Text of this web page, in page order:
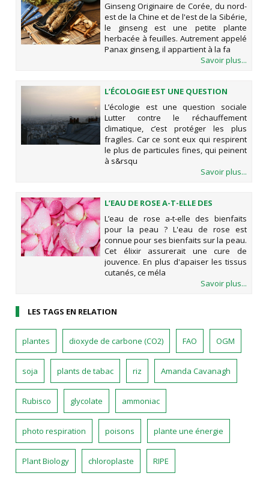
Ginseng Originaire de Corée, du nord-
est de la Chine et de l'est de la Sibérie,
le ginseng est une petite plante
herbacée à feuilles. Autrement appelé
Panax ginseng, il appartient à la fa
Savoir plus...
L’ÉCOLOGIE EST UNE QUESTION
SOCIALE
L’écologie est une question sociale
Lutter contre le réchauffement
climatique, c’est protéger les plus
fragiles. Car ce sont eux qui respirent
le plus de particules fines, qui peinent
à s&rsqu
Savoir plus...
L’EAU DE ROSE A-T-ELLE DES
BIENFAITS POUR LA PEAU ?
L’eau de rose a-t-elle des bienfaits
pour la peau ? L'eau de rose est
connue pour ses bienfaits sur la peau.
Cet élixir assurerait une cure de
jouvence. En plus d'apaiser les tissus
cutanés, ce méla
Savoir plus...
LES TAGS EN RELATION
plantes dioxyde de carbone (CO2) FAO OGM
soja plants de tabac riz Amanda Cavanagh
Rubisco glycolate ammoniac
photo respiration poisons plante une énergie
Plant Biology chloroplaste RIPE